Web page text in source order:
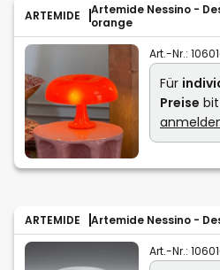
ARTEMIDE
Artemide Nessino -
orange
Art.-Nr.:
Für
Preise
ARTEMIDE Artemide Nessino -
Art.-Nr.: